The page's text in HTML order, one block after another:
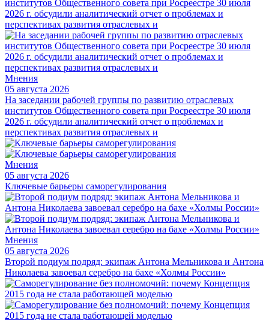
Мнения
05 августа 2026
На заседании рабочей группы по развитию отраслевых
институтов Общественного совета при Росреестре 30 июля
2026 г. обсудили аналитический отчет о проблемах и
перспективах развития отраслевых и
Мнения
05 августа 2026
Ключевые барьеры саморегулирования
Мнения
05 августа 2026
Второй подиум подряд: экипаж Антона Мельникова и Антона
Николаева завоевал серебро на бахе «Холмы России»